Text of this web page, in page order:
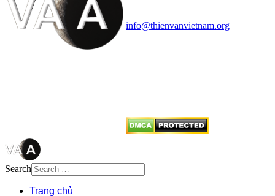
info@thienvanvietnam.org
Search
Trang chủ